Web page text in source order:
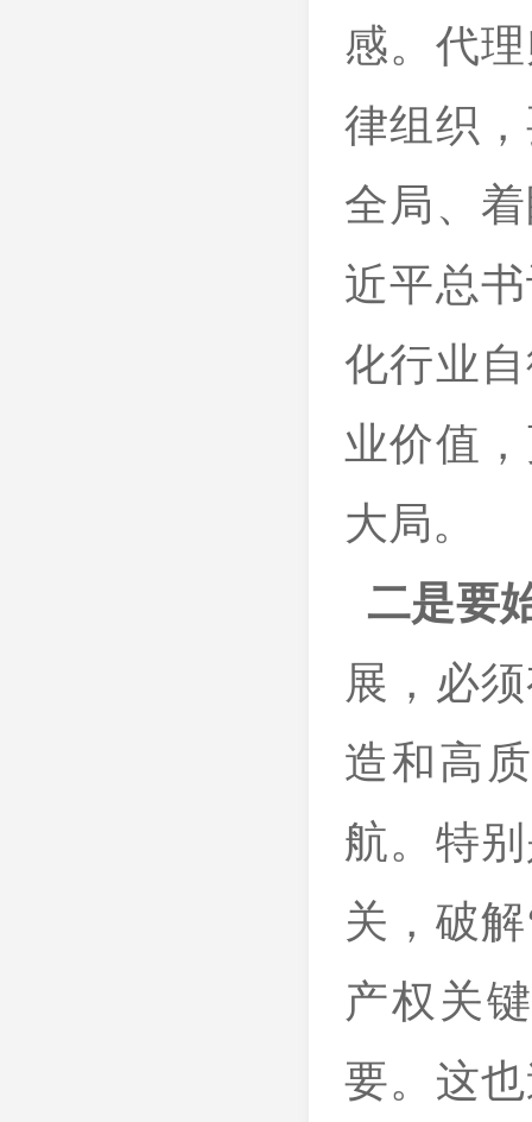
感。代
律组织
全局、
近平总
化行业
业价值
大局。
二是要
展，必
造和高
航。特
关，破
产权关
要。这